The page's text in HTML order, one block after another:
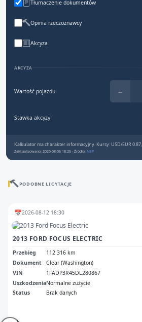
Tłumaczenie dokumentów
Opinia rzeczoznawcy
Akcyza
AKCYZA
Wartość pojazdu −
Stawka akcyzy
Kalkulator ma charakter informacyjny. Kursy: USD/EUR 0.87,
Zaktualizowano: 2026-08-05 18:25 · Źródło: NBP
PODOBNE LICYTACJE
📅2026-08-12 18:30
2013 FORD FOCUS ELECTRIC
Przebieg
112 316 km
Dokument
Clear (Washington)
VIN
1FADP3R45DL280867
UszkodzeniaNormalne zużycie
Status
Brak danych